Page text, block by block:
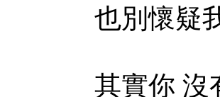
也別懷疑
其實你 沒